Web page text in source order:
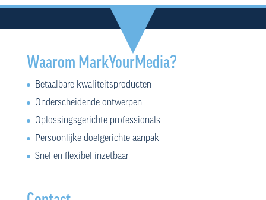
Waarom MarkYourMedia?
Betaalbare kwaliteitsproducten
Onderscheidende ontwerpen
Oplossingsgerichte professionals
Persoonlijke doelgerichte aanpak
Snel en flexibel inzetbaar